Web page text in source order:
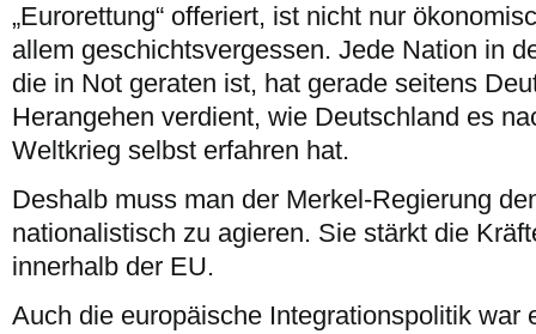
„Eurorettung“ offeriert, ist nicht nur
allem geschichtsvergessen. Jede Nation in
die in Not geraten ist, hat gerade seitens
Herangehen verdient, wie Deutschland es
Weltkrieg selbst erfahren hat.
Deshalb muss man der Merkel-Regierung
nationalistisch zu agieren. Sie stärkt die
innerhalb der EU.
Auch die europäische Integrationspolitik war